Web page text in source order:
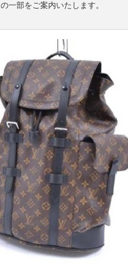
の一部をご案内いたします。